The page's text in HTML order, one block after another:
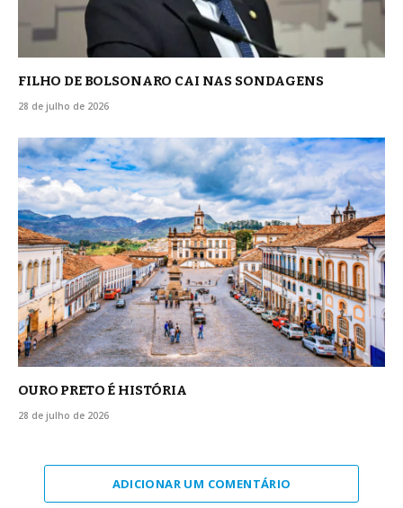
FILHO DE BOLSONARO CAI NAS SONDAGENS
28 de julho de 2026
OURO PRETO É HISTÓRIA
28 de julho de 2026
ADICIONAR UM COMENTÁRIO